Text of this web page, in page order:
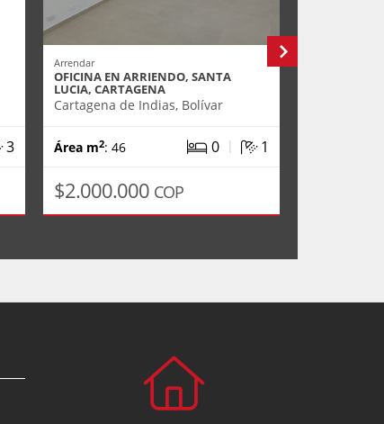
3
Arrendar
OFICINA EN ARRIENDO, SANTA
LUCIA, CARTAGENA
Cartagena de Indias, Bolívar
Área m2: 46 0 | 1
$2.000.000 COP